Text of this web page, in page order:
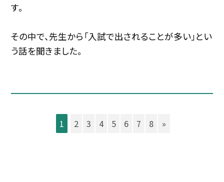
す。
その中で、先生から「入試で出されることが多い」とい
う話を聞きました。
1 2 3 4 5 6 7 8 »